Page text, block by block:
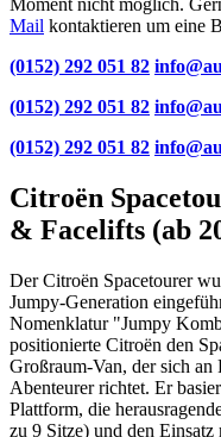
Moment nicht möglich.
Mail kontaktieren um eine
(0152) 292 051 82
(0152) 292 051 82
(0152) 292 051 82
Citroën
& Facelifts (ab
Der Citroën Spacetourer
Jumpy-Generation
Nomenklatur "Jumpy
positionierte Citroën den
Großraum-Van, der sich
Abenteurer richtet. Er
Plattform, die
zu 9 Sitze) und den Einsatz